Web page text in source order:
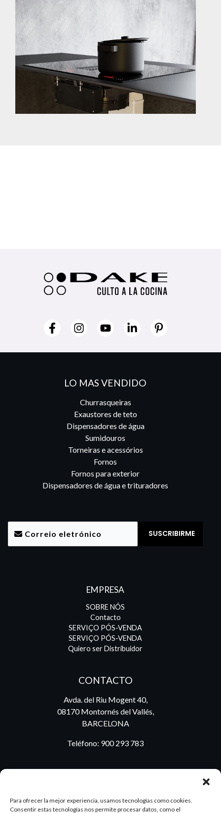
Para ofrecer la mejor experiencia, usamos tecnologías como cookies.
Consentir estas tecnologías nos permite procesar datos, como el
LO MAS VENDIDO
Churrasqueiras
Exaustores de teto
Dispensadores de água
Sumidouros
Torneiras e acessórios
Fornos
Fornos para exterior
Dispensadores de água e trituradores
EMPRESA
SOBRE NÓS
Contacto
SERVIÇO PÓS-VENDA
SERVIÇO PÓS-VENDA
Quiero ser Distribuidor
CONTACTO
Avda. del Riu Mogent 40,
08170 Montornés del Vallés,
BARCELONA
Teléfono: 900 293 783